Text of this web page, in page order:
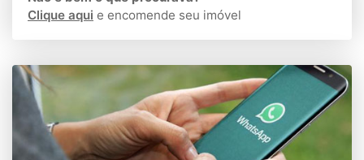
Clique aqui e encomende seu imóvel